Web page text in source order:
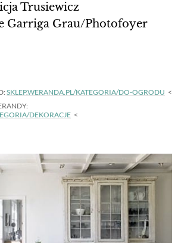
Trusiewicz
Garriga Grau/Photofoyer
SKLEP.WERANDA.PL/KATEGORIA/DO-OGRODU
DEKORACJE